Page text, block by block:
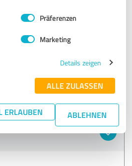
Präferenzen
Marketing
Details zeigen
ALLE ZULASSEN
ERLAUBEN ABLEHNEN
berücksichtigt. Das dreiköpfige
und hat unser Vordach
Dafür Daumen hoch. Ein paar
erneut, um sich die Arbeit
und uns zu fragen, ob wir
man kundenorientiert. Wir
Wintergärten jederzeit
zu: